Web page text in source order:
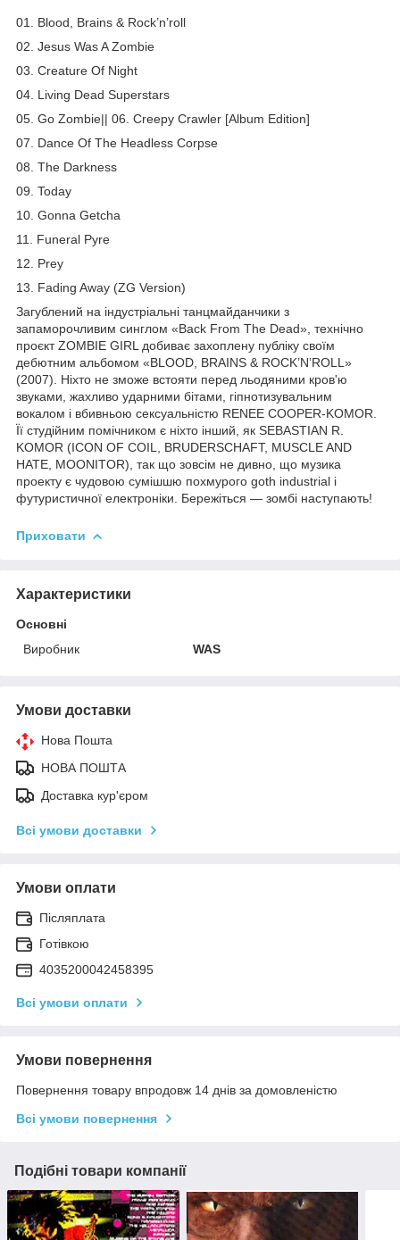
01. Blood, Brains & Rock’n’roll
02. Jesus Was A Zombie
03. Creature Of Night
04. Living Dead Superstars
05. Go Zombie|| 06. Creepy Crawler [Album Edition]
07. Dance Of The Headless Corpse
08. The Darkness
09. Today
10. Gonna Getcha
11. Funeral Pyre
12. Prey
13. Fading Away (ZG Version)
Загублений на індустріальні танцмайданчики з
запаморочливим синглом «Back From The Dead», технічно
проєкт ZOMBIE GIRL добиває захоплену публіку своїм
дебютним альбомом «BLOOD, BRAINS & ROCK’N’ROLL»
(2007). Ніхто не зможе встояти перед льодяними кров'ю
звуками, жахливо ударними бітами, гіпнотизувальним
вокалом і вбивньою сексуальністю RENEE COOPER-KOMOR.
Її студійним помічником є ніхто інший, як SEBASTIAN R.
KOMOR (ICON OF COIL, BRUDERSCHAFT, MUSCLE AND
HATE, MOONITOR), так що зовсім не дивно, що музика
проекту є чудовою сумішшю похмурого goth industrial і
футуристичної електроніки. Бережіться — зомбі наступають!
Приховати
Характеристики
Основні
Виробник
WAS
Умови доставки
Нова Пошта
НОВА ПОШТА
Доставка кур'єром
Всі умови доставки
Умови оплати
Післяплата
Готівкою
4035200042458395
Всі умови оплати
Умови повернення
Повернення товару впродовж 14 днів за домовленістю
Всі умови повернення
Подібні товари компанії